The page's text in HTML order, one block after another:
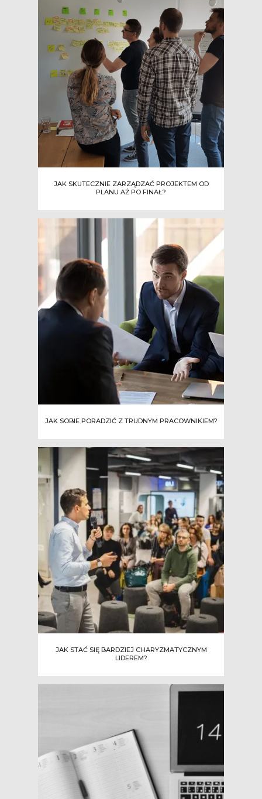
JAK SKUTECZNIE ZARZĄDZAĆ PROJEKTEM OD
PLANU AŻ PO FINAŁ?
JAK SOBIE PORADZIĆ Z TRUDNYM PRACOWNIKIEM?
JAK STAĆ SIĘ BARDZIEJ CHARYZMATYCZNYM
LIDEREM?